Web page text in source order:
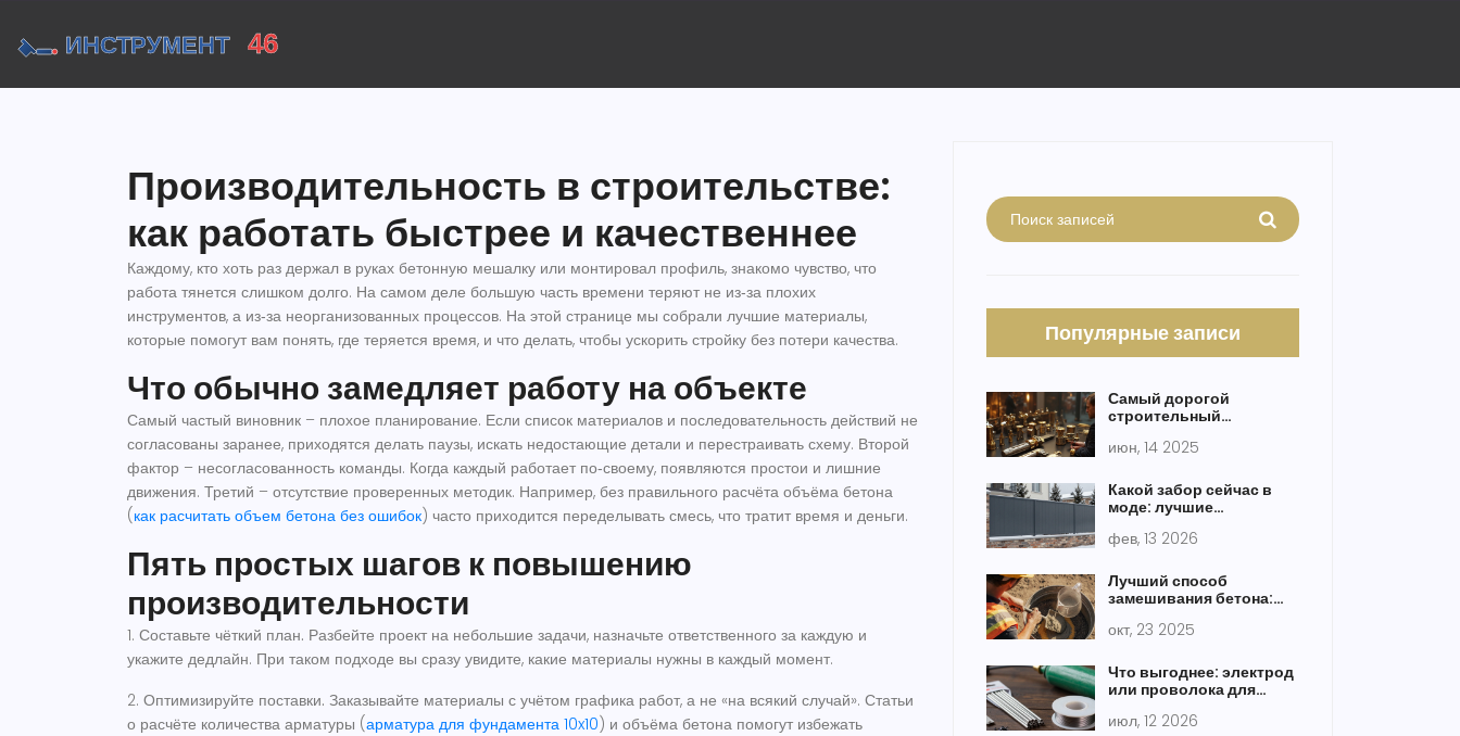
Производительность в строительстве:
как работать быстрее и качественнее
Каждому, кто хоть раз держал в руках бетонную мешалку или монтировал профиль, знакомо чувство, что
работа тянется слишком долго. На самом деле большую часть времени теряют не из‑за плохих
инструментов, а из‑за неорганизованных процессов. На этой странице мы собрали лучшие материалы,
которые помогут вам понять, где теряется время, и что делать, чтобы ускорить стройку без потери качества.
Что обычно замедляет работу на объекте
Самый частый виновник – плохое планирование. Если список материалов и последовательность действий не
согласованы заранее, приходятся делать паузы, искать недостающие детали и перестраивать схему. Второй
фактор – несогласованность команды. Когда каждый работает по‑своему, появляются простои и лишние
движения. Третий – отсутствие проверенных методик. Например, без правильного расчёта объёма бетона
(как расчитать объем бетона без ошибок) часто приходится переделывать смесь, что тратит время и деньги.
Пять простых шагов к повышению
производительности
1. Составьте чёткий план. Разбейте проект на небольшие задачи, назначьте ответственного за каждую и
укажите дедлайн. При таком подходе вы сразу увидите, какие материалы нужны в каждый момент.
2. Оптимизируйте поставки. Заказывайте материалы с учётом графика работ, а не «на всякий случай». Статьи
о расчёте количества арматуры (арматура для фундамента 10x10) и объёма бетона помогут избежать
Популярные записи
Самый дорогой
строительный
сколько стоит быть
июн, 14 2025
Какой забор сейчас в
моде: лучшие
2026 года
фев, 13 2026
Лучший способ
замешивания бетона:
практики
окт, 23 2025
Что выгоднее: электрод
или проволока для
затрат и качества
июл, 12 2026